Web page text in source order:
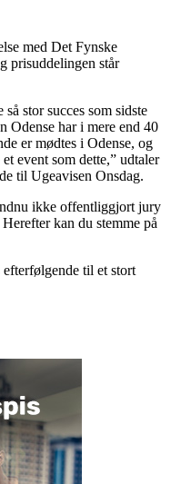
med Det Fynske
prisuddelingen står
stor succes som sidste
Odense har i mere end 40
er mødtes i Odense, og
event som dette,” udtaler
til Ugeavisen Onsdag.
ikke offentliggjort jury
kan du stemme på
til et stort